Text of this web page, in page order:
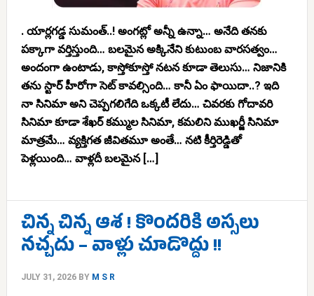
. యార్లగడ్డ సుమంత్..! అంగట్లో అన్నీ ఉన్నా… అనేది తనకు
పక్కాగా వర్తిస్తుంది… బలమైన అక్కినేని కుటుంబ వారసత్వం…
అందంగా ఉంటాడు, కాస్తోకూస్తో నటన కూడా తెలుసు… నిజానికి
తను స్టార్ హీరోగా సెట్ కావల్సింది… కానీ ఏం ఫాయిదా..? ఇది
నా సినిమా అని చెప్పగలిగేది ఒక్కటీ లేదు… చివరకు గోదావరి
సినిమా కూడా శేఖర్ కమ్ముల సినిమా, కమలిని ముఖర్జీ సినిమా
మాత్రమే… వ్యక్తిగత జీవితమూ అంతే… నటి కీర్తిరెడ్డితో
పెళ్లయింది… వాళ్లదీ బలమైన […]
చిన్న చిన్న ఆశ ! కొందరికి అస్సలు
నచ్చదు – వాళ్లు చూడొద్దు !!
JULY 31, 2026BY M S R